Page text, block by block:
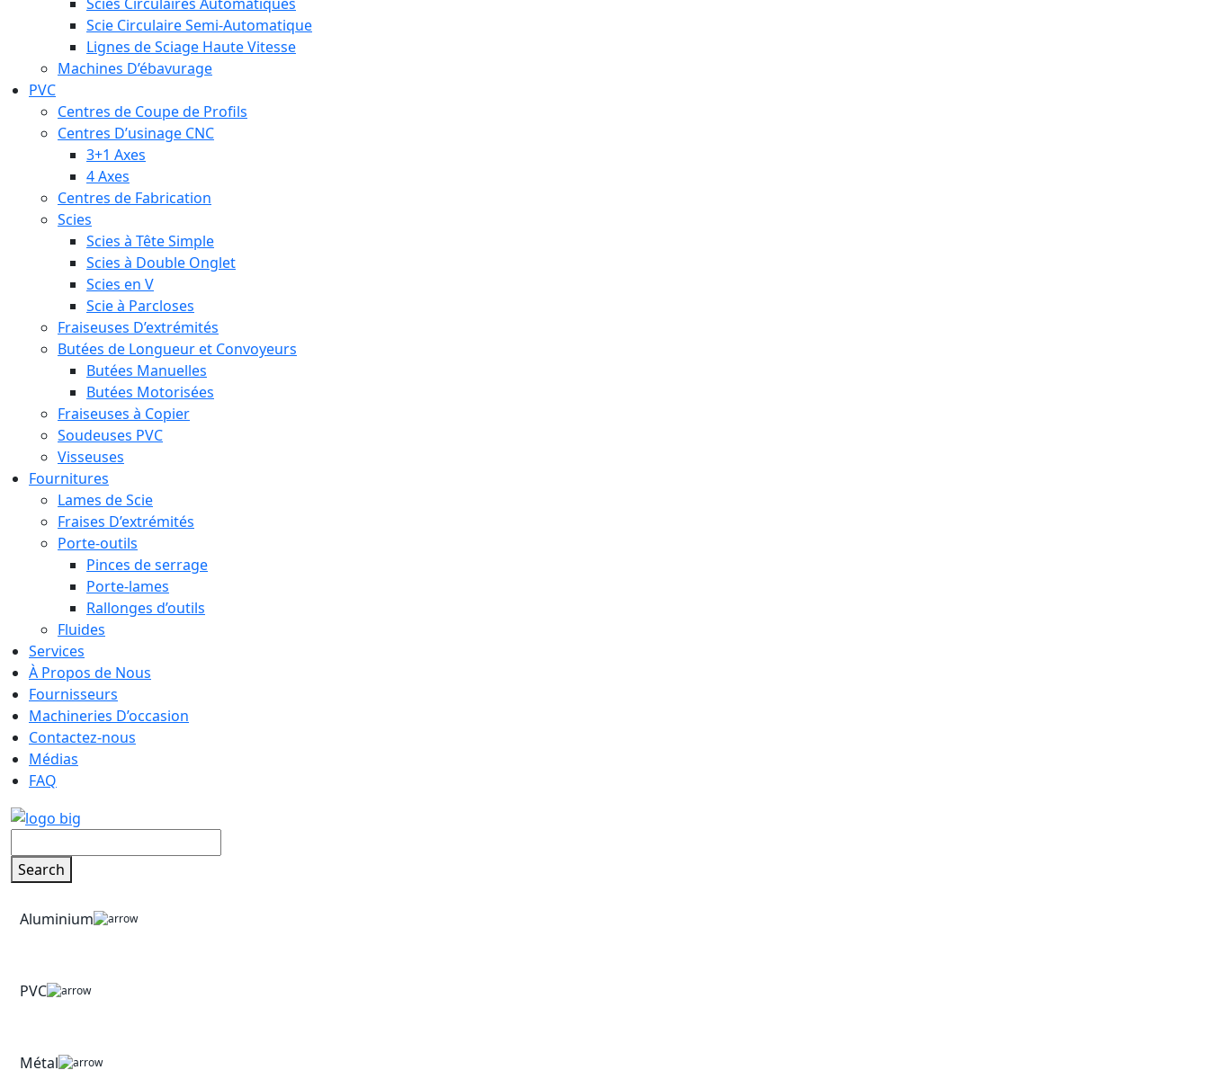
Scie Circulaire Semi-Automatique
Lignes de Sciage Haute Vitesse
Machines D’ébavurage
PVC
Centres de Coupe de Profils
Centres D’usinage CNC
3+1 Axes
4 Axes
Centres de Fabrication
Scies
Scies à Tête Simple
Scies à Double Onglet
Scies en V
Scie à Parcloses
Fraiseuses D’extrémités
Butées de Longueur et Convoyeurs
Butées Manuelles
Butées Motorisées
Fraiseuses à Copier
Soudeuses PVC
Visseuses
Fournitures
Lames de Scie
Fraises D’extrémités
Porte-outils
Pinces de serrage
Porte-lames
Rallonges d’outils
Fluides
Services
À Propos de Nous
Fournisseurs
Machineries D’occasion
Contactez-nous
Médias
FAQ
Search
Aluminium
PVC
Métal